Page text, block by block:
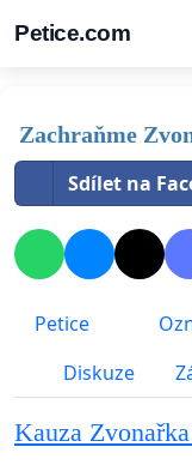
Petice.com
Zachraňme
Sdílet na
Petice
Diskuze
Kauza